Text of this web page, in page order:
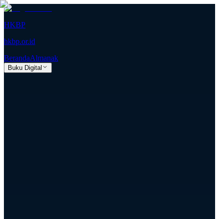
HKBP
hkbp.or.id
BerandaAlmanak
Buku Digital